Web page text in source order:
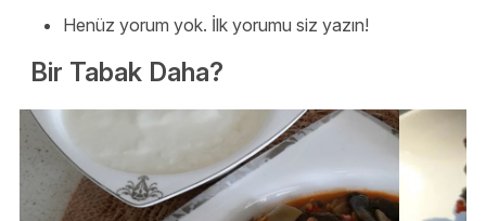
Henüz yorum yok. İlk yorumu siz yazın!
Bir Tabak Daha?